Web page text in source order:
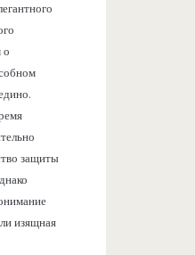
о
защиты
изящная